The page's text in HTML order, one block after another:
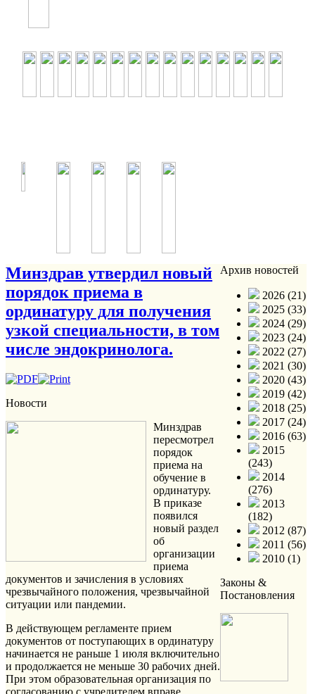
Минздрав утвердил новый
порядок приема в
ординатуру для получения
узкой специальности, в том
числе эндокринолога.
Новости
Минздрав
пересмотрел
порядок
приема на
обучение в
ординатуру.
В приказе
появился
новый раздел
об
организации
приема
документов и зачисления в условиях
чрезвычайного положения, чрезвычайной
ситуации или пандемии.
В действующем регламенте прием
документов от поступающих в ординатуру
начинается не раньше 1 июля включительно
и продолжается не меньше 30 рабочих дней.
При этом образовательная организация по
согласованию с учредителем вправе
Архив новостей
2026 (21)
2025 (33)
2024 (29)
2023 (24)
2022 (27)
2021 (30)
2020 (43)
2019 (42)
2018 (25)
2017 (24)
2016 (63)
2015
(243)
2014
(276)
2013
(182)
2012 (87)
2011 (56)
2010 (1)
Законы &
Постановления